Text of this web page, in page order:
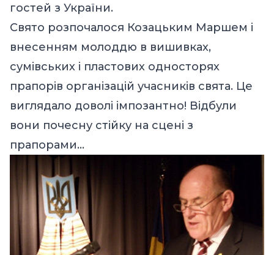
гостей з України.
Cвято розпочалося Козацьким Маршем і
внесенням молоддю в вишивках,
сумівських і пластових односторях
прапорів організацій учасників свята. Це
виглядало доволі імпозантно! Відбули
вони почесну стійку на сцені з
прапорами…